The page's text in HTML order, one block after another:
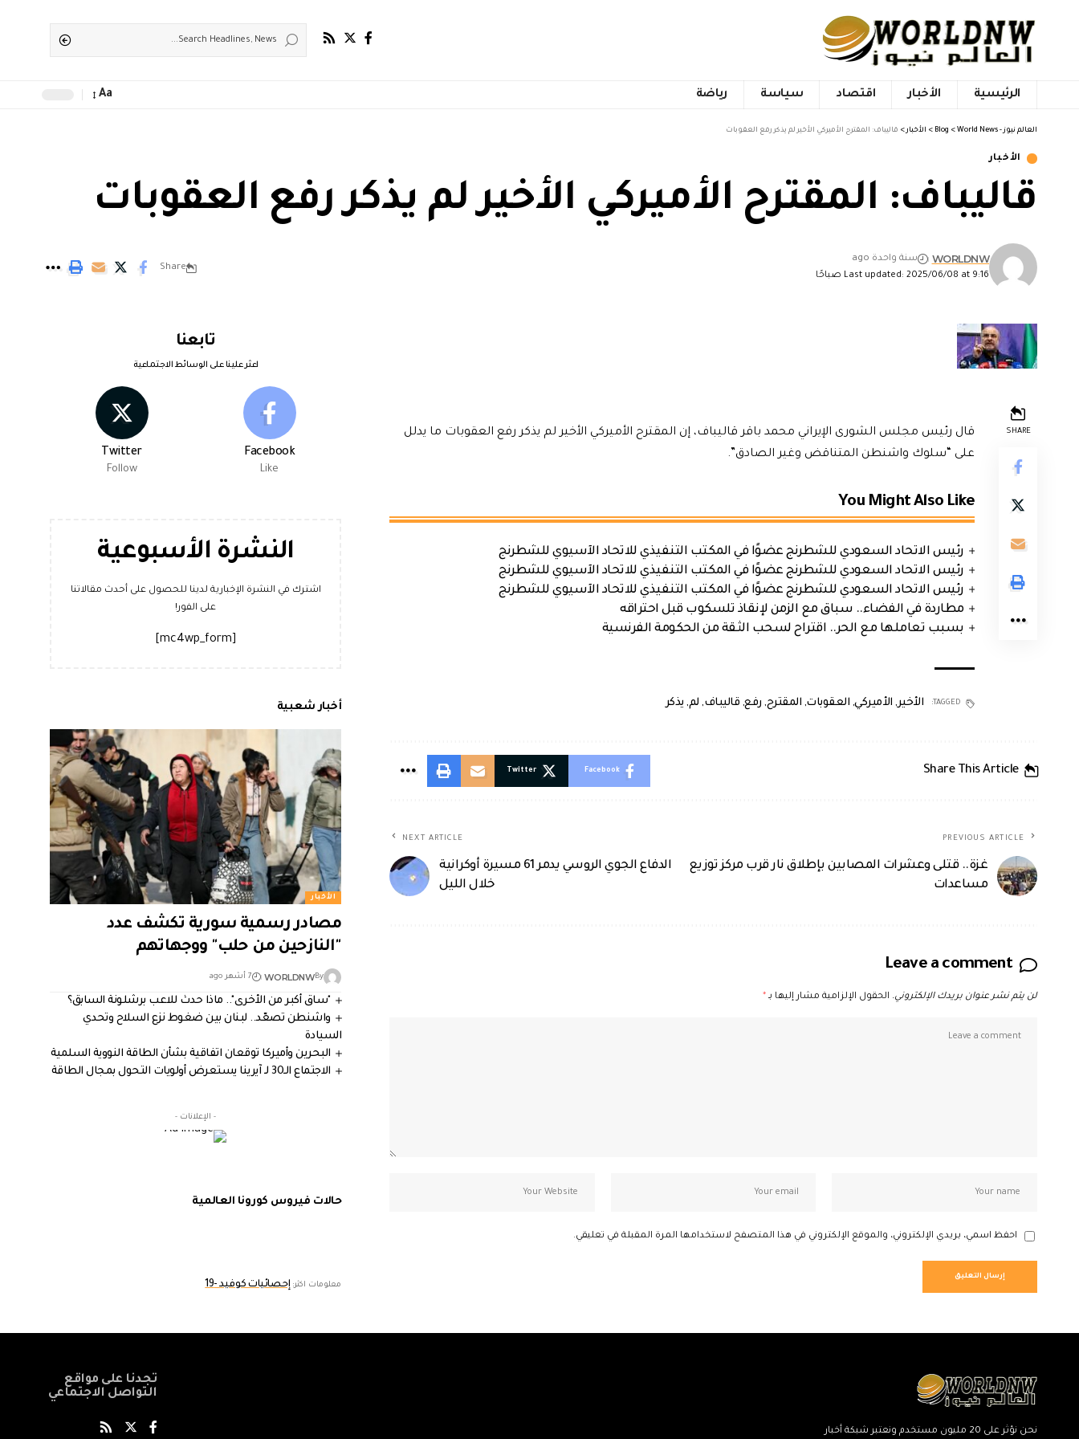
الرئيسية الأخبار اقتصاد سياسة رياضة Aa
العالم نيوز - World News >
Blog
> الأخبار > قاليباف: المقترح الأميركي الأخير لم يذكر رفع العقوبات
الأخبار
قاليباف: المقترح الأميركي الأخير لم يذكر رفع العقوبات
Last updated: 2025/06/08 at 9:16 صباحًا
WORLDNW
سنة واحدة ago
Share
SHARE
قال رئيس مجلس الشورى الإيراني محمد باقر قاليباف، إن المقترح الأميركي الأخير لم يذكر رفع العقوبات ما يدلل
على “سلوك واشنطن المتناقض وغير الصادق”.
You Might Also Like
رئيس الاتحاد السعودي للشطرنج عضوًا في المكتب التنفيذي للاتحاد الآسيوي للشطرنج
رئيس الاتحاد السعودي للشطرنج عضوًا في المكتب التنفيذي للاتحاد الآسيوي للشطرنج
رئيس الاتحاد السعودي للشطرنج عضوًا في المكتب التنفيذي للاتحاد الآسيوي للشطرنج
مطاردة في الفضاء.. سباق مع الزمن لإنقاذ تلسكوب قبل احتراقه
بسبب تعاملها مع الحر.. اقتراح لسحب الثقة من الحكومة الفرنسية
TAGGED: الأخير, الأميركي, العقوبات, المقترح, رفع, قاليباف, لم, يذكر
Share This Article
Facebook
Twitter
PREVIOUS ARTICLE
غزة.. قتلى وعشرات المصابين بإطلاق نار قرب مركز توزيع
مساعدات
NEXT ARTICLE
الدفاع الجوي الروسي يدمر 61 مسيرة أوكرانية
خلال الليل
Leave a comment
لن يتم نشر عنوان بريدك الإلكتروني. الحقول الإلزامية مشار إليها بـ*
احفظ اسمي، بريدي الإلكتروني، والموقع الإلكتروني في هذا المتصفح لاستخدامها المرة المقبلة في تعليقي.
تابعنا
اعثر علينا على الوسائط الاجتماعية
Facebook
Like
Twitter
Follow
النشرة الأسبوعية
اشترك في النشرة الإخبارية لدينا للحصول على أحدث مقالاتنا
على الفور!
[mc4wp_form]
أخبار شعبية
الأخبار
مصادر رسمية سورية تكشف عدد
"النازحين من حلب" ووجهاتهم
By
WORLDNW 7 أشهر ago
"ساق أكبر من الأخرى".. ماذا حدث للاعب برشلونة السابق؟
واشنطن تصعّد.. لبنان بين ضغوط نزع السلاح وتحدي
السيادة
البحرين وأميركا توقعان اتفاقية بشأن الطاقة النووية السلمية
الاجتماع الـ30 لـ آيرينا يستعرض أولويات التحول بمجال الطاقة
- الإعلانات -
حالات فيروس كورونا العالمية
معلومات اكثر: إحصائيات كوفيد -19
نحن نؤثر على 20 مليون مستخدم ونعتبر شبكة أخبار
تجدنا على مواقع
التواصل الاجتماعي